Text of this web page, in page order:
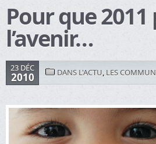
Pour que
l’avenir…
23 DÉC
2010 DANS L'ACTU, LES